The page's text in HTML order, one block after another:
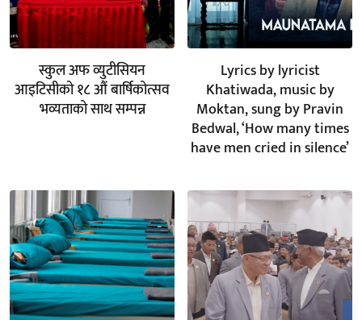
स्कुल अफ व्युटीसियन
आइटिसीको १८ औं बार्षिकोत्सव
भव्यताको साथ सम्पन्न
Lyrics by lyricist
Khatiwada, music by
Moktan, sung by Pravin
Bedwal, ‘How many times
have men cried in silence’